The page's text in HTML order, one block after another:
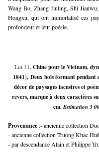
Wang Bo, Zhang Jiuling, Shi
Hongxu, qui ont immortalisé ces
profondeur et leur poésie.
Lot 11. Chine pour le Vietnam,
1841), Deux bols formant pendant
décor de paysages lacustres et
revers, marque à deux caractères
cm.Estimation 3
Provenance :- ancienne collection
- ancienne collection Truong Khac
- par descendance Alain et Philippe